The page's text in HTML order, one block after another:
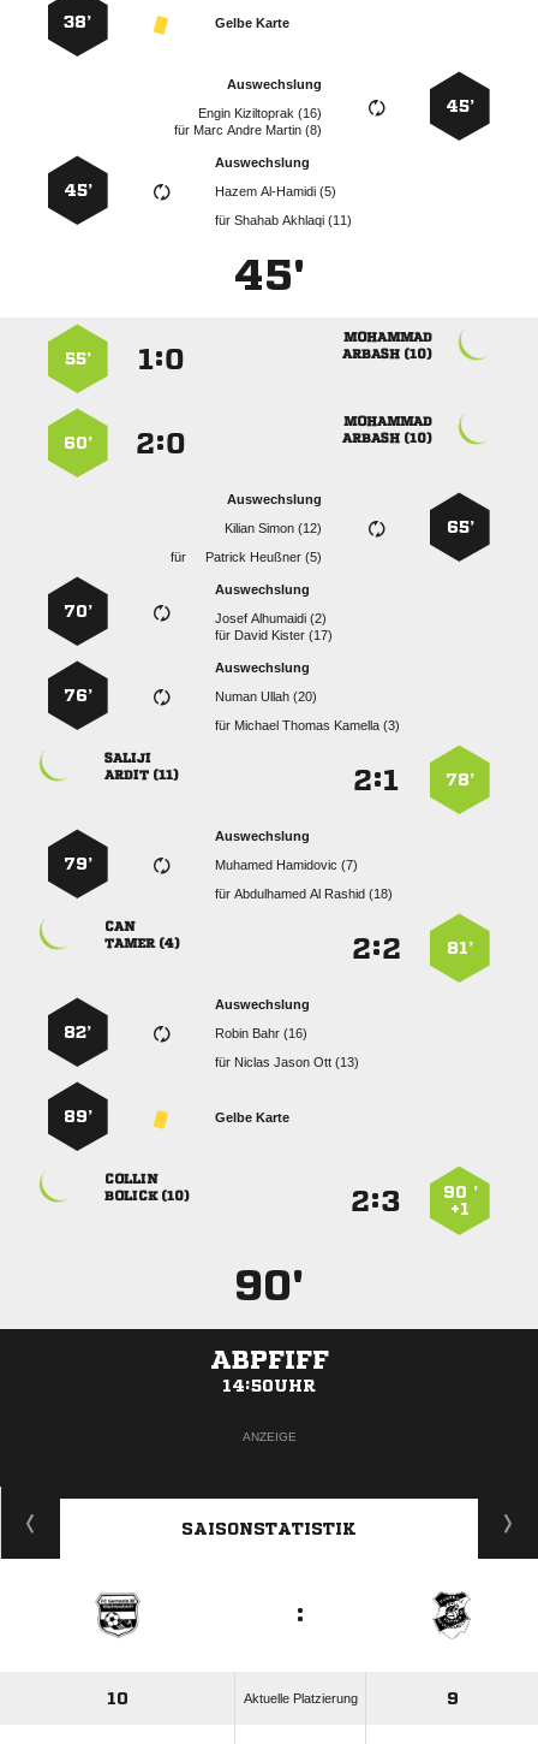
Gelbe Karte
38’
45’
Auswechslung
  
für    
Auswechslung
  
für  
45’
45'

 
:
55’

 
:
60’
65’
Auswechslung
  
für
  
Auswechslung
  
für   
70’
Auswechslung
  
für    
76’
78’
:

 
Auswechslung
  
für   
79’
81’
:

 
Auswechslung
  
für    
82’
Gelbe Karte
89’
90 ’
+1
:

 
90'
ABPFIFF
14:50UHR
ANZEIGE
SAISONSTATISTIK
:
10 Aktuelle Platzierung 9